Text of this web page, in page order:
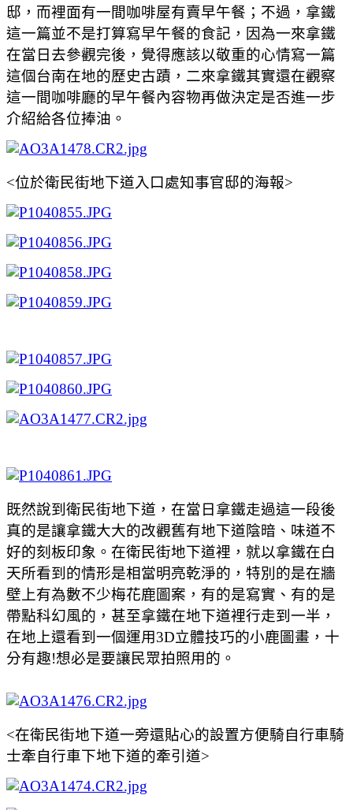
邸，而裡面有一間咖啡屋有賣早午餐；不過，拿鐵
這一篇並不是打算寫早午餐的食記，因為一來拿鐵
在當日去參觀完後，覺得應該以敬重的心情寫一篇
這個台南在地的歷史古蹟，二來拿鐵其實還在觀察
這一間咖啡廳的早午餐內容物再做決定是否進一步
介紹給各位捧油。
<位於衛民街地下道入口處知事官邸的海報>
既然說到衛民街地下道，在當日拿鐵走過這一段後
真的是讓拿鐵大大的改觀舊有地下道陰暗、味道不
好的刻板印象。在衛民街地下道裡，就以拿鐵在白
天所看到的情形是相當明亮乾淨的，特別的是在牆
壁上有為數不少梅花鹿圖案，有的是寫實、有的是
帶點科幻風的，甚至拿鐵在地下道裡行走到一半，
在地上還看到一個運用3D立體技巧的小鹿圖畫，十
分有趣!想必是要讓民眾拍照用的。
<在衛民街地下道一旁還貼心的設置方便騎自行車騎
士牽自行車下地下道的牽引道>